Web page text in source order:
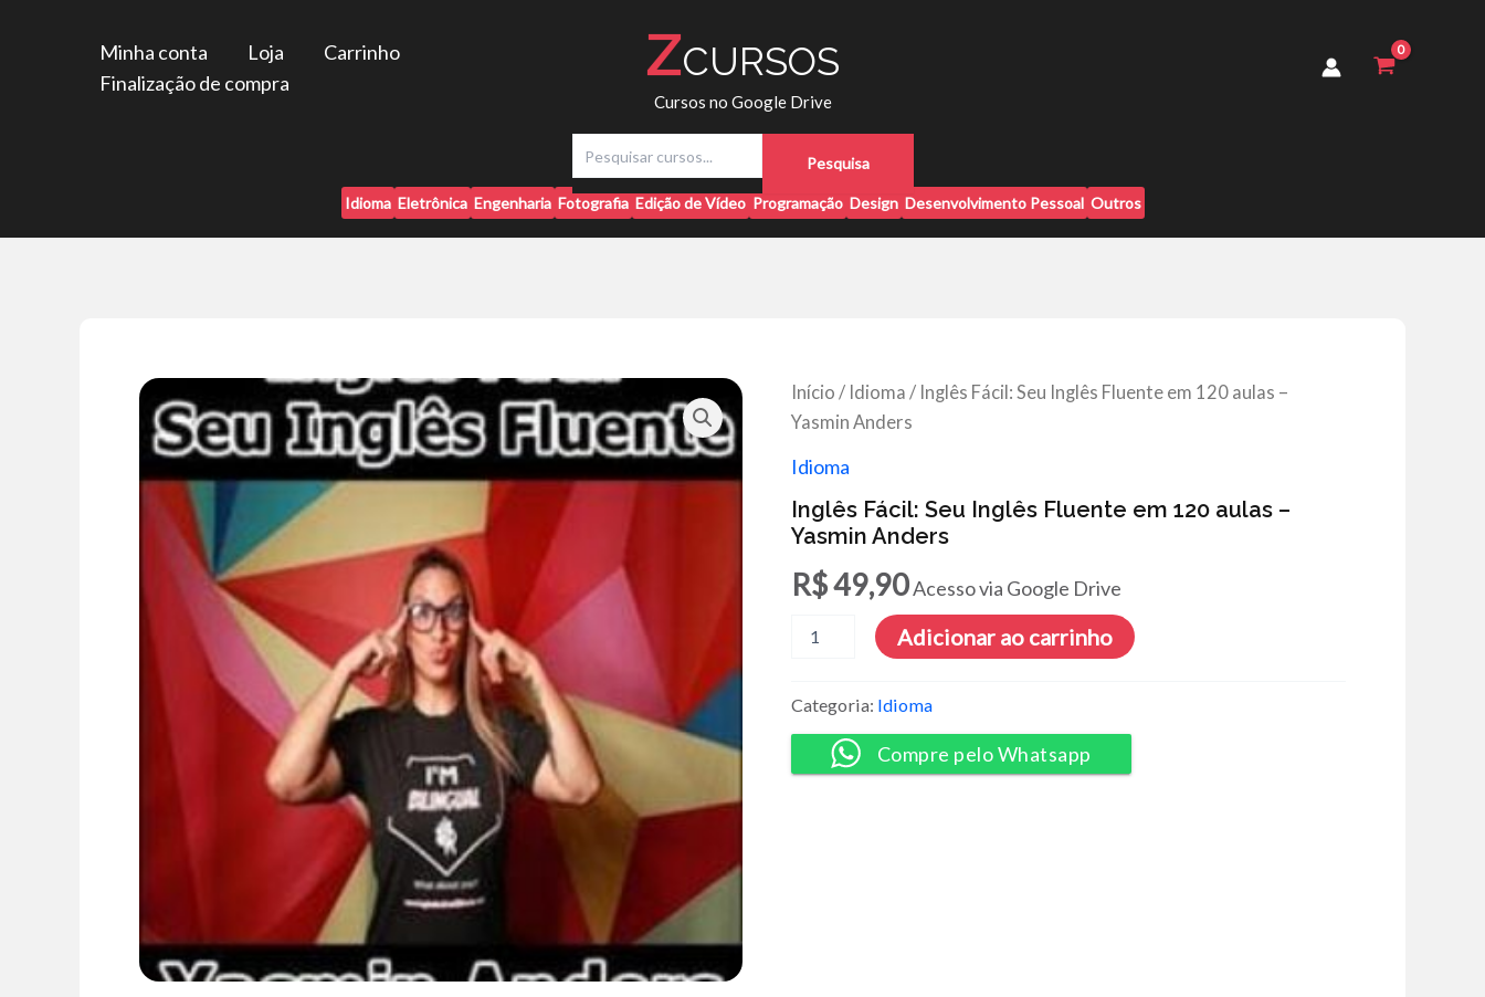
Minha conta Loja
Carrinho
Finalização de compra
ZCURSOS
Cursos no Google Drive
q
Pesquisa
Idioma Eletrônica Engenharia Fotografia Edição de Vídeo Programação Design Desenvolvimento Pessoal Outros
Início / Idioma / Inglês Fácil: Seu Inglês Fluente em 120 aulas –
Yasmin Anders
Idioma
Inglês Fácil: Seu Inglês Fluente em 120 aulas –
Yasmin Anders
R$49,90Acesso via Google Drive
Fácil:
Fluente
em
aulas
Adicionar ao carrinho
Categoria: Idioma
Compre pelo Whatsapp
quantidade